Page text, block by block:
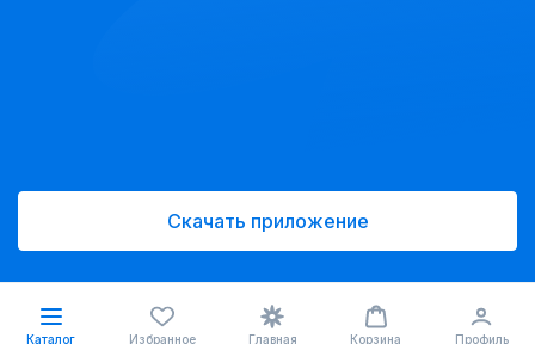
Скачать приложение
Каталог Избранное Главная Корзина Профиль